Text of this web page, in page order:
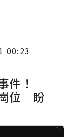
00:23
件！
崗位 盼